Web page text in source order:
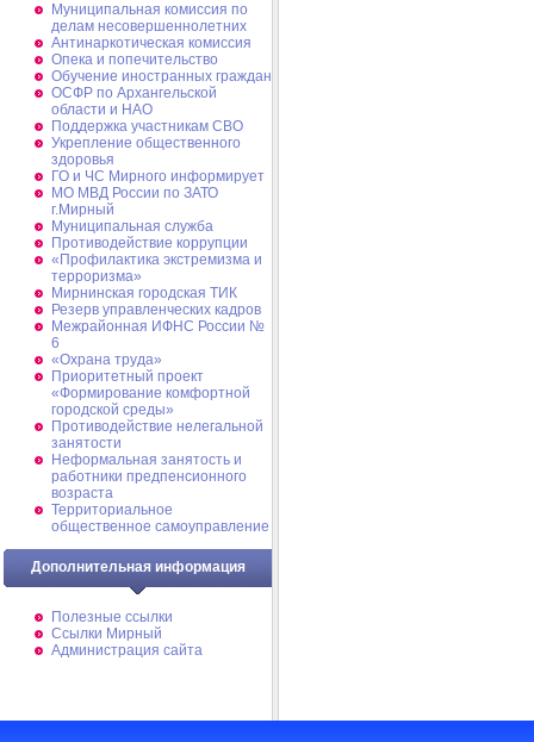
Муниципальная комиссия по
делам несовершеннолетних
Антинаркотическая комиссия
Опека и попечительство
Обучение иностранных граждан
ОСФР по Архангельской
области и НАО
Поддержка участникам СВО
Укрепление общественного
здоровья
ГО и ЧС Мирного информирует
МО МВД России по ЗАТО
г.Мирный
Муниципальная cлужба
Противодействие коррупции
«Профилактика экстремизма и
терроризма»
Мирнинская городская ТИК
Резерв управленческих кадров
Межрайонная ИФНС России №
6
«Охрана труда»
Приоритетный проект
«Формирование комфортной
городской среды»
Противодействие нелегальной
занятости
Неформальная занятость и
работники предпенсионного
возраста
Территориальное
общественное самоуправление
Дополнительная информация
Полезные ссылки
Ссылки Мирный
Администрация сайта